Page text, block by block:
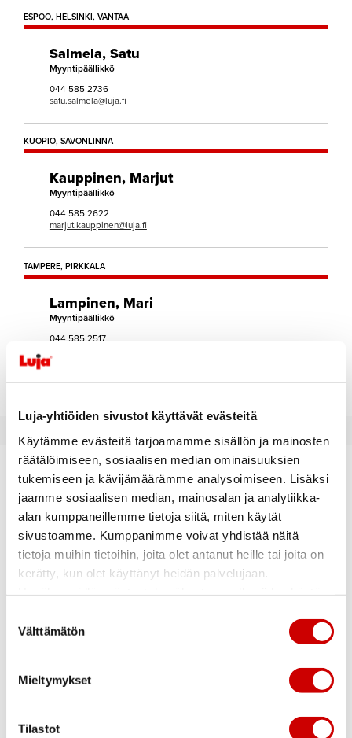
Luja-yhtiöiden sivustot käyttävät evästeitä
Käytämme evästeitä tarjoamamme sisällön ja mainosten
räätälöimiseen, sosiaalisen median ominaisuuksien
tukemiseen ja kävijämäärämme analysoimiseen. Lisäksi
jaamme sosiaalisen median, mainosalan ja analytiikka-
alan kumppaneillemme tietoja siitä, miten käytät
sivustoamme. Kumppanimme voivat yhdistää näitä
tietoja muihin tietoihin, joita olet antanut heille tai joita on
kerätty, kun olet käyttänyt heidän palvelujaan.
valinta
Välttämätön
Mieltymykset
Tilastot
ESPOO, HELSINKI, VANTAA
Salmela, Satu
Myyntipäällikkö
044 585 2736
satu.salmela@luja.fi
KUOPIO, SAVONLINNA
Kauppinen, Marjut
Myyntipäällikkö
044 585 2622
marjut.kauppinen@luja.fi
TAMPERE, PIRKKALA
Lampinen, Mari
Myyntipäällikkö
044 585 2517
Yhteydenottolomake
AIHE *
HALUAN KOHTEEN ESITTEEN